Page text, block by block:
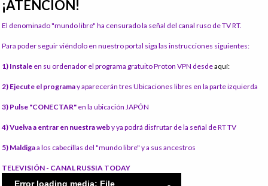
¡ATENCIÓN!
El denominado "mundo libre" ha censurado la señal del canal ruso de TV RT.
Para poder seguir viéndolo en nuestro portal siga las instrucciones siguientes:
1) Instale en su ordenador el programa gratuito Proton VPN desdeaquí:
2) Ejecute el programay aparecerán tres Ubicaciones libres en la parte izquierda
3) Pulse "CONECTAR" en la ubicación JAPÓN
4) Vuelva a entrar en nuestra weby ya podrá disfrutar de la señal de RT TV
5) Maldigaa los cabecillas del "mundo libre" y a sus ancestros
TELEVISIÓN - CANAL RUSSIA TODAY